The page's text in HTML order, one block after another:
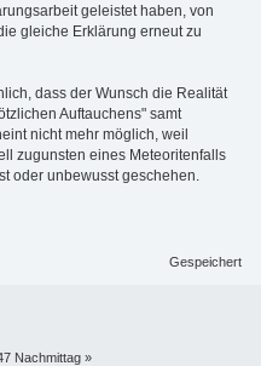
geleistet haben, von
gleiche Erklärung erneut zu
dass der Wunsch die Realität
Auftauchens" samt
nicht mehr möglich, weil
zugunsten eines Meteoritenfalls
oder unbewusst geschehen.
Gespeichert
Nachmittag »